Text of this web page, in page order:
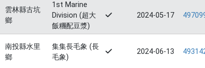
雲林縣古坑
鄉
1st Marine
Division (超大
飯糰配豆漿)
2024-05-17
南投縣水里
鄉
集集長毛象 (長
毛象)
2024-06-13